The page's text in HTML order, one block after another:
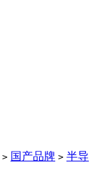
> 国产品牌 > 半导